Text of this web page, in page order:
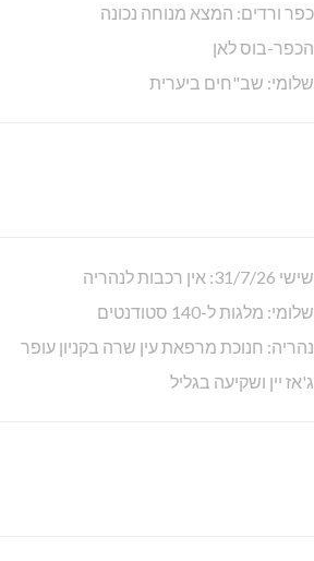
כפר ורדים: המצא מנוחה נכונה
הכפר-בוס לאן
שלומי: שב"חים ביערית
שישי 31/7/26: אין רכבות לנהריה
שלומי: מלגות ל-140 סטודנטים
נהריה: חנוכת מרפאת עין שרה בקניון עופר
ג'אז יין ושקיעה בגליל